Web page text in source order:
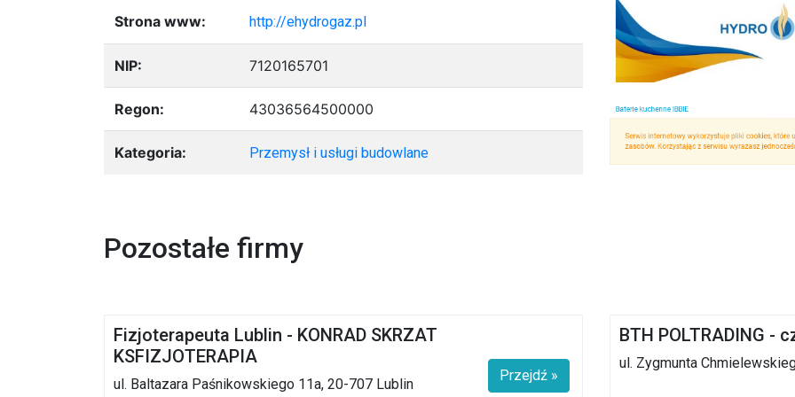
Strona www: http://ehydrogaz.pl
NIP: 7120165701
Regon: 43036564500000
Kategoria: Przemysł i usługi budowlane
Pozostałe firmy
Fizjoterapeuta Lublin - KONRAD SKRZAT
KSFIZJOTERAPIA
ul. Baltazara Paśnikowskiego 11a, 20-707 Lublin
Przejdź »
BTH POLTRADING -
ul. Zygmunta